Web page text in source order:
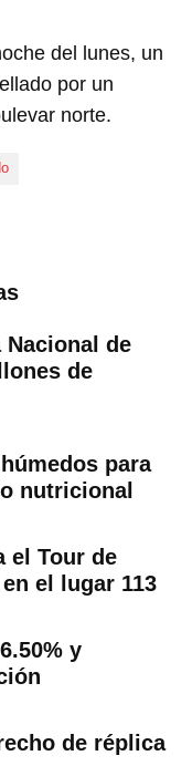
del lunes, un
por un
norte.
Nacional de
de
para
nutricional
el Tour de
el lugar 113
y
de réplica